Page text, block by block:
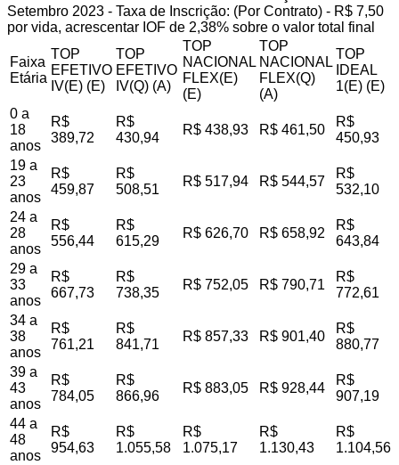
Setembro 2023 - Taxa de Inscrição: (Por Contrato) - R$ 7,50
por vida, acrescentar IOF de 2,38% sobre o valor total final
Faixa
Etária
TOP
EFETIVO
IV(E) (E)
TOP
EFETIVO
IV(Q) (A)
TOP
NACIONAL
FLEX(E)
(E)
TOP
NACIONAL
FLEX(Q)
(A)
TOP
IDEAL
1(E) (E)
0 a
18
anos
R$
389,72
R$
430,94
R$ 438,93 R$ 461,50
R$
450,93
19 a
23
anos
R$
459,87
R$
508,51
R$ 517,94 R$ 544,57
R$
532,10
24 a
28
anos
R$
556,44
R$
615,29
R$ 626,70 R$ 658,92
R$
643,84
29 a
33
anos
R$
667,73
R$
738,35
R$ 752,05 R$ 790,71
R$
772,61
34 a
38
anos
R$
761,21
R$
841,71
R$ 857,33 R$ 901,40
R$
880,77
39 a
43
anos
R$
784,05
R$
866,96
R$ 883,05 R$ 928,44
R$
907,19
44 a
48
anos
R$
954,63
R$
1.055,58
R$
1.075,17
R$
1.130,43
R$
1.104,56